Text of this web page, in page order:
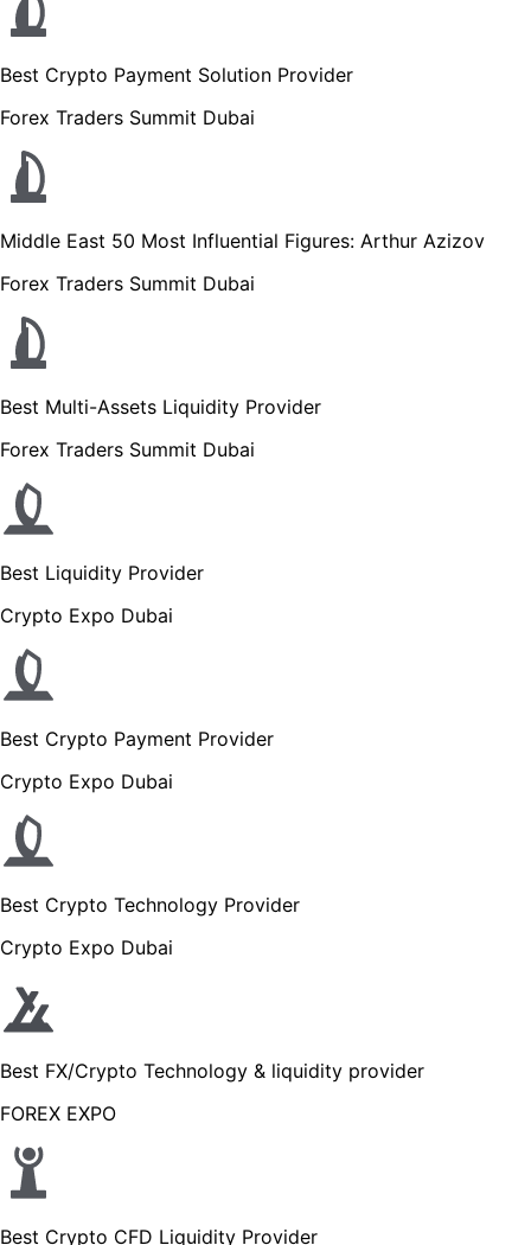
Best Crypto Payment Solution Provider
Forex Traders Summit Dubai
Middle East 50 Most Influential Figures: Arthur Azizov
Forex Traders Summit Dubai
Best Multi-Assets Liquidity Provider
Forex Traders Summit Dubai
Best Liquidity Provider
Crypto Expo Dubai
Best Crypto Payment Provider
Crypto Expo Dubai
Best Crypto Technology Provider
Crypto Expo Dubai
Best FX/Crypto Technology & liquidity provider
FOREX EXPO
Best Crypto CFD Liquidity Provider